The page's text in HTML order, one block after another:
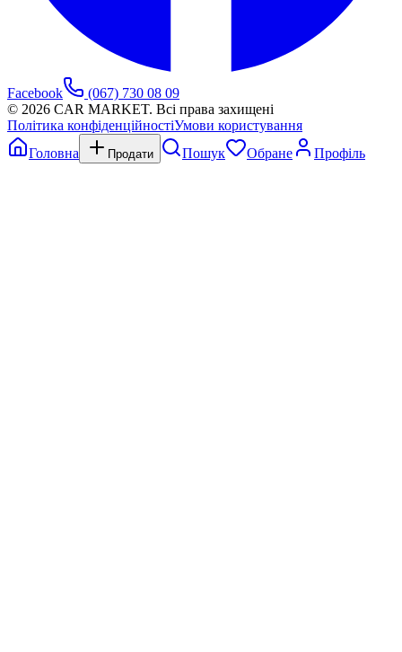
Facebook
(067) 730 08 09
© 2026 CAR MARKET. Всі права захищені
Політика конфіденційностіУмови користування
Головна
Продати Пошук Обране Профіль